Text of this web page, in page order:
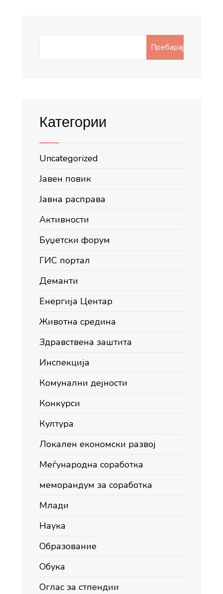
Пребарај
Категории
Uncategorized
Јавен повик
Јавна расправа
Активности
Буџетски форум
ГИС портал
Деманти
Енергија Центар
Животна средина
Здравствена заштита
Инспекција
Комунални дејности
Конкурси
Култура
Локален економски развој
Меѓународна соработка
меморандум за соработка
Млади
Наука
Образование
Обука
Оглас за стпендии